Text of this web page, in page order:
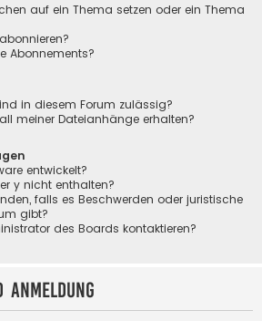
auf ein Thema setzen oder ein Thema
Abonnements?
in diesem Forum zulässig?
meiner Dateianhänge erhalten?
entwickelt?
y nicht enthalten?
falls es Beschwerden oder juristische
gibt?
des Boards kontaktieren?
Anmeldung